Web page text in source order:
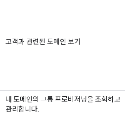
고객과 관련된 도메인 보기
내 도메인의 그룹 프로비저닝을 조회하고
관리합니다.